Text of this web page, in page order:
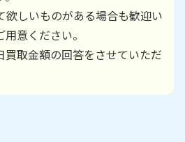
欲しいものがある場合も歓迎い
意ください。
取金額の回答をさせていただ